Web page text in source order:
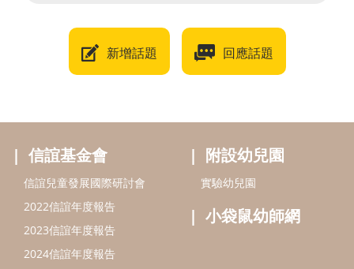
新增話題 回應話題
信誼基金會
信誼兒童發展國際研討會
2022信誼年度報告
2023信誼年度報告
2024信誼年度報告
附設幼兒園
實驗幼兒園
小袋鼠幼師網